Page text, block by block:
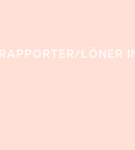
RAPPORTER/ LÖNER